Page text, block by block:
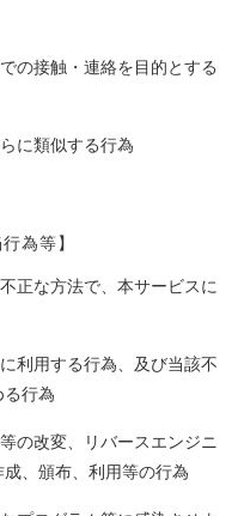
の接触・連絡を目的とする
に類似する行為
為等】
正な方法で、本サービスに
利用する行為、及び当該不
行為
の改変、リバースエンジニ
、頒布、利用等の行為